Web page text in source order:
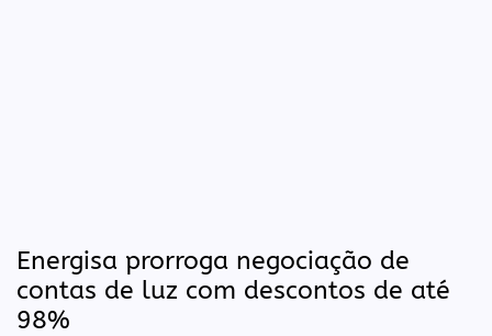
Energisa prorroga negociação de
contas de luz com descontos de até
98%